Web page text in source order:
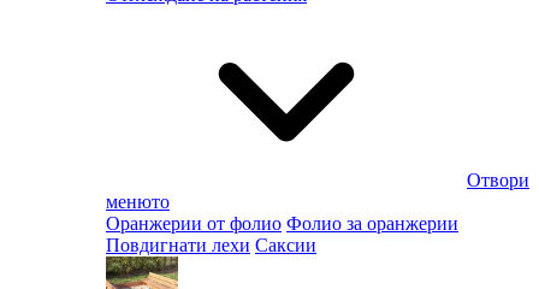
Отвори
менюто
Оранжерии от фолио Фолио за оранжерии
Повдигнати лехи Саксии